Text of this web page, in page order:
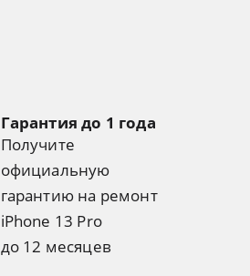
Гарантия до 1 года
Получите
официальную
гарантию на ремонт
iPhone 13 Pro
до 12 месяцев